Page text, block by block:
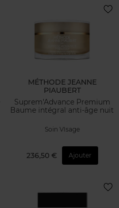
MÉTHODE JEANNE
PIAUBERT
Suprem'Advance Premium
Baume intégral anti-âge nuit
Soin VIsage
236,50 € Ajouter